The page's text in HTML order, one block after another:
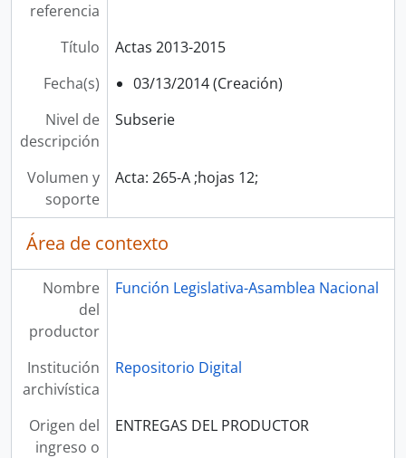
referencia
Título
Actas 2013-2015
Fecha(s)
03/13/2014 (Creación)
Nivel de
descripción
Subserie
Volumen y
soporte
Acta: 265-A ;hojas 12;
Área de contexto
Nombre
del
productor
Función Legislativa-Asamblea Nacional
Institución
archivística
Repositorio Digital
Origen del
ingreso o
ENTREGAS DEL PRODUCTOR